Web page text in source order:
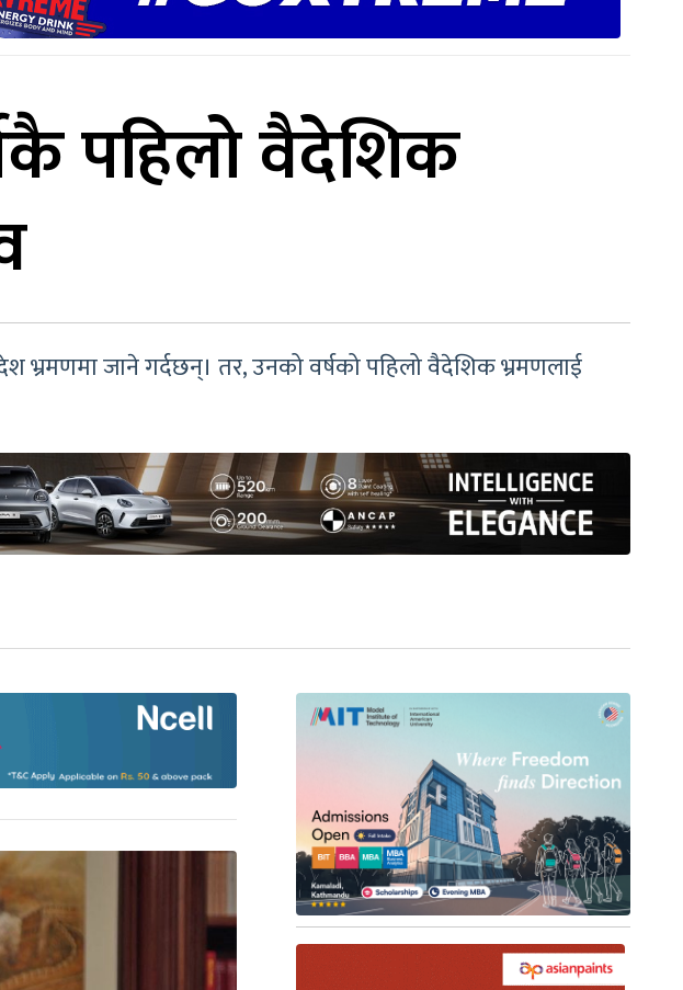
पहिलो वैदेशिक
भ्रमणमा जाने गर्दछन्। तर, उनको वर्षको पहिलो वैदेशिक भ्रमणलाई